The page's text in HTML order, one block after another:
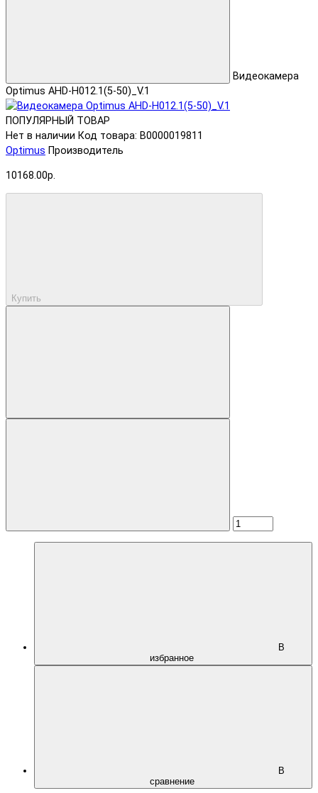
Видеокамера
Optimus AHD-H012.1(5-50)_V.1
ПОПУЛЯРНЫЙ ТОВАР
Нет в наличии Код товара: В0000019811
Optimus Производитель
10168.00р.
Купить
В
избранное
В
сравнение